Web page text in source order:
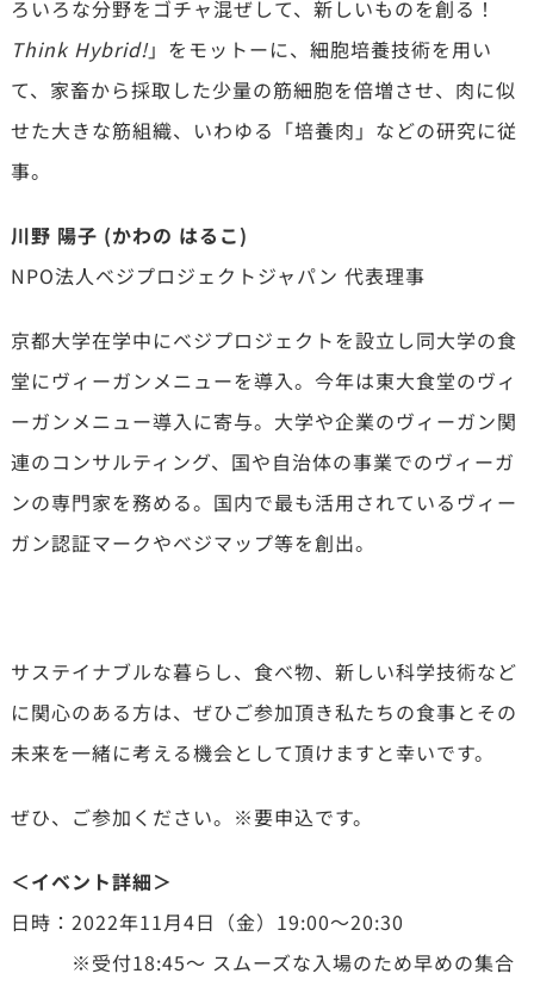
ろいろな分野をゴチャ混ぜして、新しいものを創る！
Think Hybrid!」をモットーに、細胞培養技術を用い
て、家畜から採取した少量の筋細胞を倍増させ、肉に似
せた大きな筋組織、いわゆる「培養肉」などの研究に従
事。
川野 陽子 (かわの はるこ)
NPO法人ベジプロジェクトジャパン 代表理事
京都大学在学中にベジプロジェクトを設立し同大学の食
堂にヴィーガンメニューを導入。今年は東大食堂のヴィ
ーガンメニュー導入に寄与。大学や企業のヴィーガン関
連のコンサルティング、国や自治体の事業でのヴィーガ
ンの専門家を務める。国内で最も活用されているヴィー
ガン認証マークやベジマップ等を創出。
サステイナブルな暮らし、食べ物、新しい科学技術など
に関心のある方は、ぜひご参加頂き私たちの食事とその
未来を一緒に考える機会として頂けますと幸いです。
ぜひ、ご参加ください。※要申込です。
＜イベント詳細＞
日時：2022年11月4日（金）19:00～20:30
※受付18:45～ スムーズな入場のため早めの集合